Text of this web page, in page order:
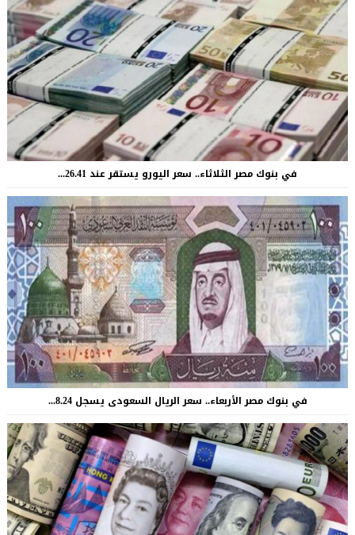
في بنوك مصر الثلاثاء.. سعر اليورو يستقر عند 26.41...
في بنوك مصر الأربعاء.. سعر الريال السعودى يسجل 8.24...